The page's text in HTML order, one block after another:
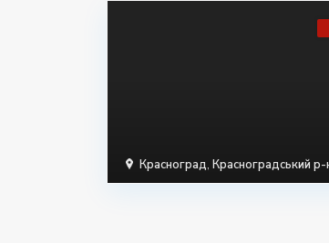
Красноград, Красноградський р-